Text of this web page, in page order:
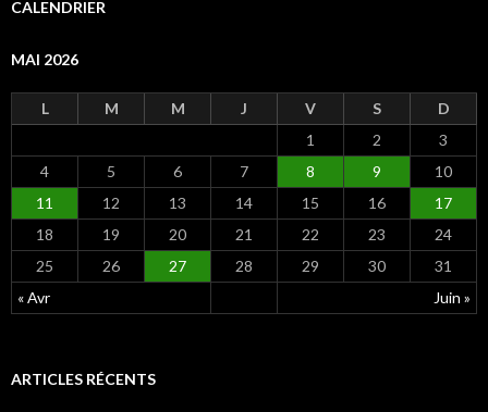
e
h
CALENDRIER
MAI 2026
L M M J V S D
« Avr Juin »
1 2
3
4
5 6 7 8 9
10
11
12 13 14 15 16
17
18
19 20 21 22 23
24
25
26 27 28 29 30 31
ARTICLES RÉCENTS